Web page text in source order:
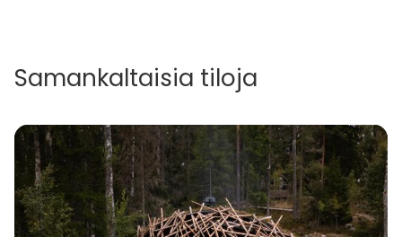
Samankaltaisia tiloja